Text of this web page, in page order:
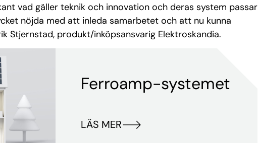
vad gäller teknik och innovation och deras system passar
nöjda med att inleda samarbetet och att nu kunna
Stjernstad, produkt/inköpsansvarig Elektroskandia.
Ferroamp-systemet
LÄS MER